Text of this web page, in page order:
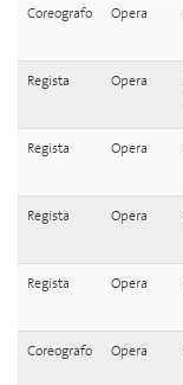
Coreografo Opera
Regista Opera
Regista Opera
Regista Opera
Regista Opera
Coreografo Opera